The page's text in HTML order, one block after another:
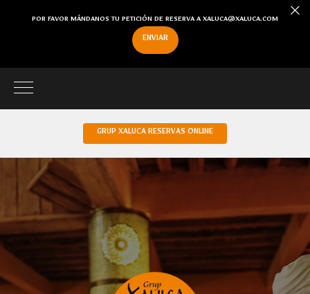
POR FAVOR MÁNDANOS TU PETICIÓN DE RESERVA A XALUCA@XALUCA.COM
ENVIAR
GRUP XALUCA RESERVAS ONLINE